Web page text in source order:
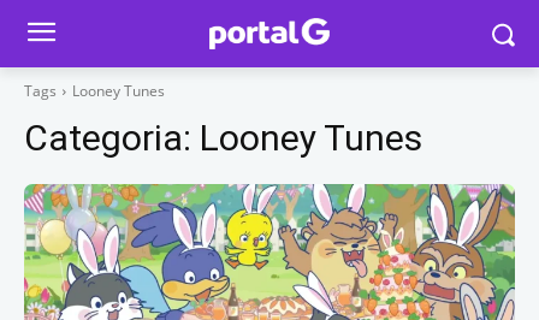
Tags Looney Tunes
Categoria: Looney Tunes